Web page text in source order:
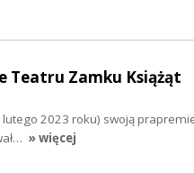
Teatru Zamku Książąt
2023 roku) swoją
» więcej